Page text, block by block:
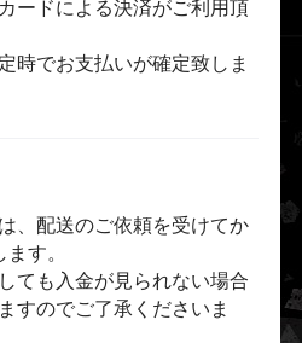
ードによる決済がご利用頂
時でお支払いが確定致しま
、配送のご依頼を受けてか
す。
ても入金が見られない場合
すのでご了承くださいま